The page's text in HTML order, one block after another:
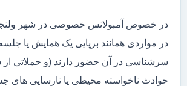
در خصوص آمبولانس خصوصی در شهر
در مواردی همانند برپایی یک همایش یا
سرشناسی در آن حضور دارند (و حملاتی از
حوادث ناخواسته محیطی یا نارسایی های